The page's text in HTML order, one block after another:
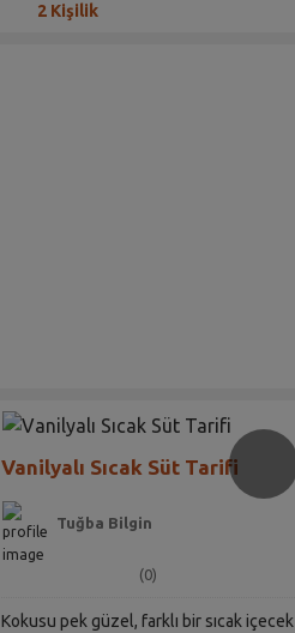
2 Kişilik
Vanilyalı Sıcak Süt Tarifi
Tuğba Bilgin
(0)
Kokusu pek güzel, farklı bir sıcak içecek